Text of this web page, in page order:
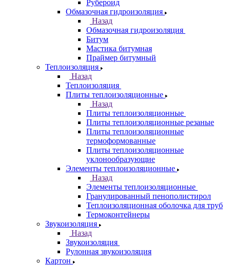
Рубероид
Обмазочная гидроизоляция
Назад
Обмазочная гидроизоляция
Битум
Мастика битумная
Праймер битумный
Теплоизоляция
Назад
Теплоизоляция
Плиты теплоизоляционные
Назад
Плиты теплоизоляционные
Плиты теплоизоляционные резаные
Плиты теплоизоляционные
термоформованные
Плиты теплоизоляционные
уклонообразующие
Элементы теплоизоляционные
Назад
Элементы теплоизоляционные
Гранулированный пенополистирол
Теплоизоляционная оболочка для труб
Термоконтейнеры
Звукоизоляция
Назад
Звукоизоляция
Рулонная звукоизоляция
Картон